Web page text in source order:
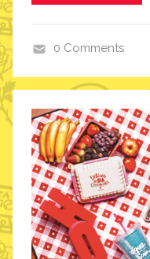
r
o
d
u
t
o
s
0 Comments